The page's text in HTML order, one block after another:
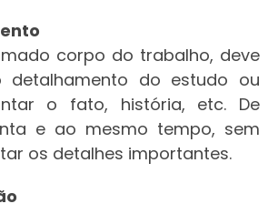
corpo do trabalho, deve
detalhamento do estudo ou
o fato, história, etc. De
e ao mesmo tempo, sem
os detalhes importantes.